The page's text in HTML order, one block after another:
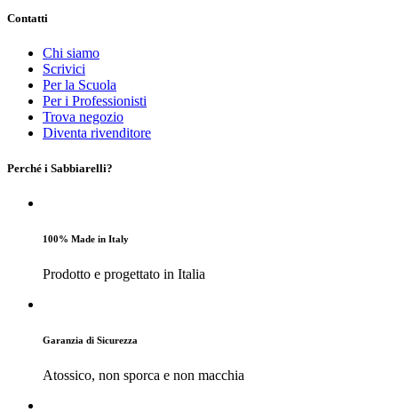
Contatti
Chi siamo
Scrivici
Per la Scuola
Per i Professionisti
Trova negozio
Diventa rivenditore
Perché i Sabbiarelli?
100% Made in Italy
Prodotto e progettato in Italia
Garanzia di Sicurezza
Atossico, non sporca e non macchia